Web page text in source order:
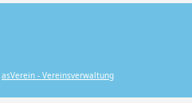
asVerein - Vereinsverwaltung